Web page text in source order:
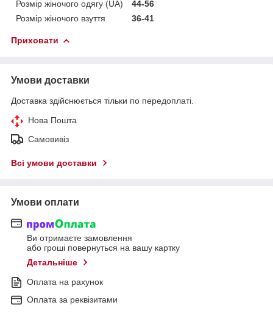
Розмір жіночого одягу (UA)
44-56
Розмір жіночого взуття
36-41
Приховати
Умови доставки
Доставка здійснюється тільки по передоплаті.
Нова Пошта
Самовивіз
Всі умови доставки
Умови оплати
Ви отримаєте замовлення
або гроші повернуться на вашу картку
Детальніше
Оплата на рахунок
Оплата за реквізитами